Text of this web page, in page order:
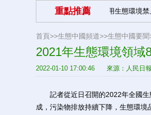
重點推薦
好生活“美美與共” 推廣適用生態環境禁止
首頁>>生態中國頻道>>生態中國要聞
2021年生態環境領域
2022-01-10 17:00:46 來源： 人民日報
記者從近日召開的2022年全國生
成，污染物排放持續下降，生態環境